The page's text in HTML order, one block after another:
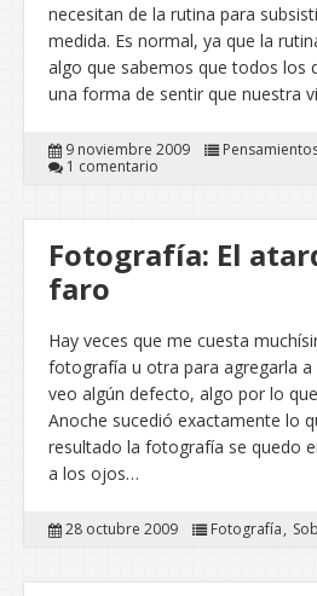
necesitan de la rutina para
medida. Es normal, ya que la
algo que sabemos que todos los
una forma de sentir que nuestra
9 noviembre 2009
1 comentario
Fotografía: El
faro
Hay veces que me cuesta
fotografía u otra para agregarla a
veo algún defecto, algo por lo
Anoche sucedió exactamente lo
resultado la fotografía se quedo
a los ojos…
28 octubre 2009 Fotografía